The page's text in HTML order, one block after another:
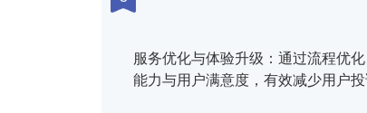
服务优化与体验升级：通过流程优
能力与用户满意度，有效减少用户